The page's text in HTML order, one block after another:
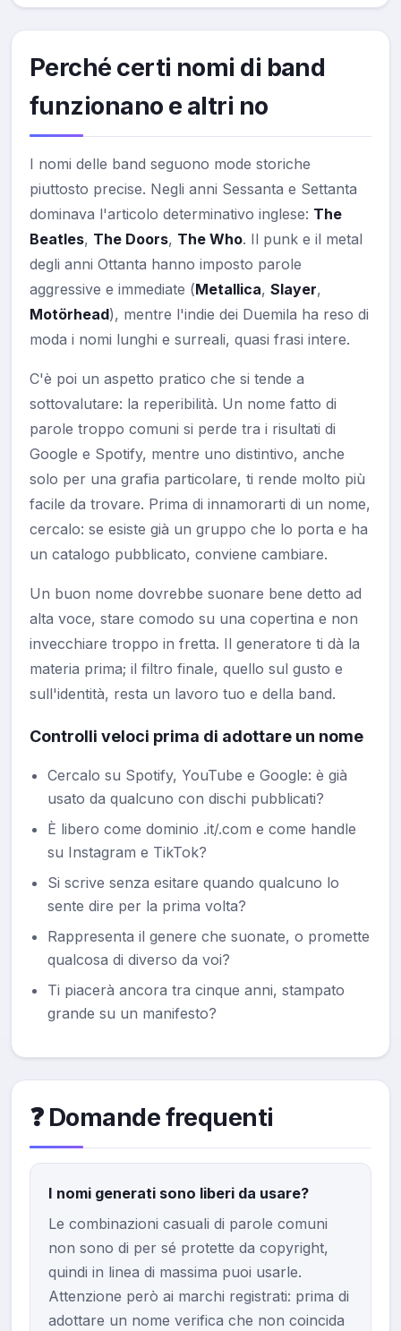
Perché certi nomi di band
funzionano e altri no
I nomi delle band seguono mode storiche
piuttosto precise. Negli anni Sessanta e Settanta
dominava l'articolo determinativo inglese: The
Beatles, The Doors, The Who. Il punk e il metal
degli anni Ottanta hanno imposto parole
aggressive e immediate (Metallica, Slayer,
Motörhead), mentre l'indie dei Duemila ha reso di
moda i nomi lunghi e surreali, quasi frasi intere.
C'è poi un aspetto pratico che si tende a
sottovalutare: la reperibilità. Un nome fatto di
parole troppo comuni si perde tra i risultati di
Google e Spotify, mentre uno distintivo, anche
solo per una grafia particolare, ti rende molto più
facile da trovare. Prima di innamorarti di un nome,
cercalo: se esiste già un gruppo che lo porta e ha
un catalogo pubblicato, conviene cambiare.
Un buon nome dovrebbe suonare bene detto ad
alta voce, stare comodo su una copertina e non
invecchiare troppo in fretta. Il generatore ti dà la
materia prima; il filtro finale, quello sul gusto e
sull'identità, resta un lavoro tuo e della band.
Controlli veloci prima di adottare un nome
Cercalo su Spotify, YouTube e Google: è già
usato da qualcuno con dischi pubblicati?
È libero come dominio .it/.com e come handle
su Instagram e TikTok?
Si scrive senza esitare quando qualcuno lo
sente dire per la prima volta?
Rappresenta il genere che suonate, o promette
qualcosa di diverso da voi?
Ti piacerà ancora tra cinque anni, stampato
grande su un manifesto?
❓ Domande frequenti
I nomi generati sono liberi da usare?
Le combinazioni casuali di parole comuni
non sono di per sé protette da copyright,
quindi in linea di massima puoi usarle.
Attenzione però ai marchi registrati: prima di
adottare un nome verifica che non coincida